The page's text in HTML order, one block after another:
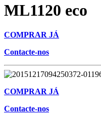
ML1120 eco
COMPRAR JÁ
Contacte-nos
COMPRAR JÁ
Contacte-nos